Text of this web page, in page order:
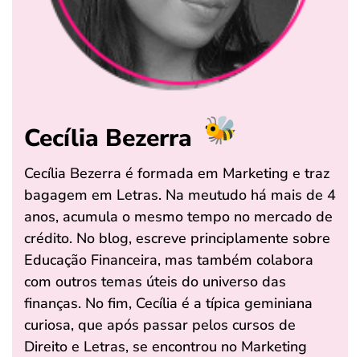
Cecília Bezerra
Cecília Bezerra é formada em Marketing e traz
bagagem em Letras. Na meutudo há mais de 4
anos, acumula o mesmo tempo no mercado de
crédito. No blog, escreve principlamente sobre
Educação Financeira, mas também colabora
com outros temas úteis do universo das
finanças. No fim, Cecília é a típica geminiana
curiosa, que após passar pelos cursos de
Direito e Letras, se encontrou no Marketing